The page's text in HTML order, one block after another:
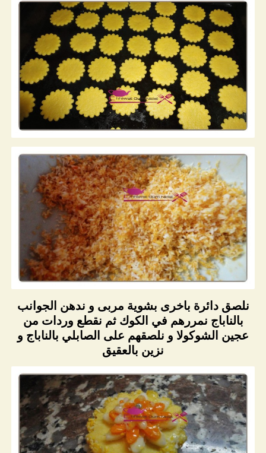
نلصق دائرة باخرى بشوية مربى و ندهن الجوانب
بالناباج نمررهم في الكوك ثم نقطع وردات من
عجين الشوكولا و نلصقهم على الصابلي بالناباج و
نزين بالعقيق